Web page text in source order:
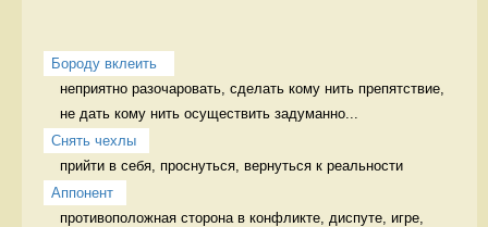
Бороду вклеить
неприятно разочаровать, сделать кому нить препятствие,
не дать кому нить осуществить задуманно...
Снять чехлы
прийти в себя, проснуться, вернуться к реальности
Аппонент
противоположная сторона в конфликте, диспуте, игре,